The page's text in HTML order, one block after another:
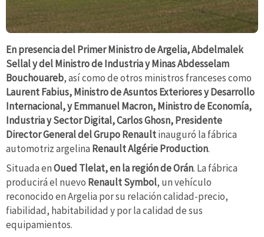
En presencia del Primer Ministro de Argelia, Abdelmalek
Sellal y del Ministro de Industria y Minas Abdesselam
Bouchouareb, así como de otros ministros franceses como
Laurent Fabius, Ministro de Asuntos Exteriores y Desarrollo
Internacional, y Emmanuel Macron, Ministro de Economía,
Industria y Sector Digital, Carlos Ghosn, Presidente
Director General del Grupo Renaultinauguró la fábrica
automotriz argelina Renault Algérie Production.
Situada enOued Tlelat, en la región de Orán. La fábrica
producirá el nuevo Renault Symbol, un vehículo
reconocido en Argelia por su relación calidad-precio,
fiabilidad, habitabilidad y por la calidad de sus
equipamientos.